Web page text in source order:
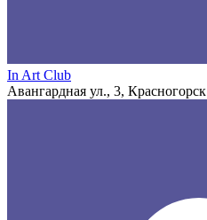
In Art Club
Авангардная ул., 3, Красногорск